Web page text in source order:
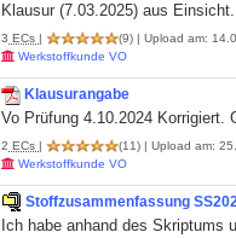
Klausur (7.03.2025) aus Einsicht.
3 ECs | (9) | Upload am:
Werkstoffkunde VO
Klausurangabe
Vo Prüfung 4.10.2024 Korrigiert.
2 ECs | (11) | Upload am:
Werkstoffkunde VO
Stoffzusammenfassung
Ich habe anhand des Skriptums